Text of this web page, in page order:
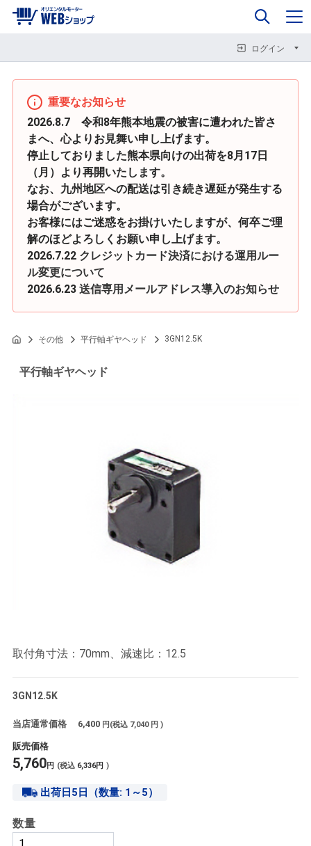
企業情報
ログイン
カート 0
重要なお知らせ
2026.8.7 令和8年熊本地震の被害に遭われた皆さ
まへ、心よりお見舞い申し上げます。
停止しておりました熊本県向けの出荷を8月17日
（月）より再開いたします。
なお、九州地区への配送は引き続き遅延が発生する
場合がございます。
お客様にはご迷惑をお掛けいたしますが、何卒ご理
解のほどよろしくお願い申し上げます。
2026.7.22 クレジットカード決済における運用ルー
ル変更について
2026.6.23 送信専用メールアドレス導入のお知らせ
その他 平行軸ギヤヘッド 3GN12.5K
平行軸ギヤヘッド
取付角寸法：70mm、減速比：12.5
3GN12.5K
当店通常価格 6,400 円(税込 7,040 円 )
販売価格
5,760円 (税込 6,336円 )
出荷日5日（数量: 1～5）
数量